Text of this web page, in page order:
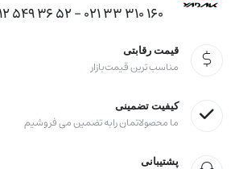
160 310 33 021 - 52 36 549 0912
قیمت رقابتی
مناسب ترین قیمت بازار
کیفیت تضمینی
ما محصولاتمان را به تضمین می فروشیم
پشتیبانی